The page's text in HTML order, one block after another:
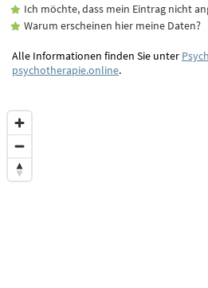
Ich möchte, dass mein Eintrag nicht
Warum erscheinen hier meine Daten?
Alle Informationen finden Sie unter
psychotherapie.online.